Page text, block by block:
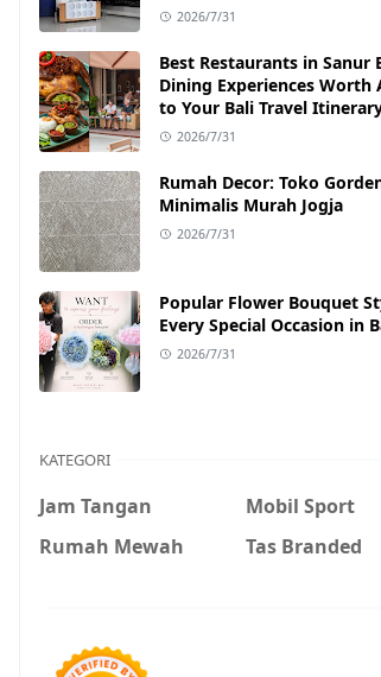
2026/7/31
Best Restaurants in Sanur
Dining Experiences Worth
to Your Bali Travel
2026/7/31
Rumah Decor: Toko
Minimalis Murah Jogja
2026/7/31
Popular Flower Bouquet
Every Special Occasion in
2026/7/31
KATEGORI
Jam Tangan
Mobil Sport
Rumah Mewah
Tas Branded